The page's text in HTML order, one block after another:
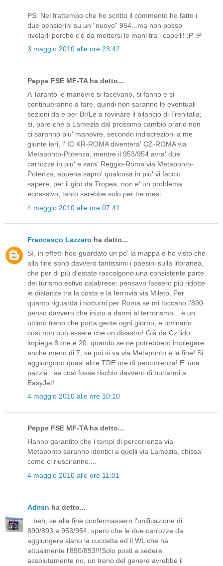
PS: Nel frattempo che ho scritto il commento ho fatto i
due pensierini su un "nuovo" 954...ma non posso
rivelarli perchè c'è da mettersi le mani tra i capelli! :P :P
3 maggio 2010 alle ore 23:42
Peppe FSE MF-TA ha detto...
A Taranto le manovre si facevano, si fanno e si
continueranno a fare, quindi non saranno le eventuali
sezioni da e per Br/Le a rovinare il bilancio di Trenitalia;
si, pare che a Lamezia dal prossimo cambio orario non
ci saranno piu' manovre, secondo indiscrezioni a me
giunte ieri, l' IC KR-ROMA diventera' CZ-ROMA via
Metaponto-Potenza, mentre il 953/954 avra' due
carrozze in piu' e sara' Reggio-Roma via Metaponto-
Potenza; appena sapro' qualcosa in piu' vi faccio
sapere; per il giro da Tropea, non e' un problema
eccessivo, tanto sarebbe solo per tre mesi.
4 maggio 2010 alle ore 07:41
Francesco Lazzaro ha detto...
Sì, in effetti hoo guardato un po' la mappa e ho visto che
alla fine sono davvero tantissimi i paesini sulla litoranea,
che per di più d'estate raccolgono una consistente parte
del turismo estivo calabrese: pensavo fossero più ridotte
le distanze tra la costa e la ferrovia via Mileto. Per
quanto riguarda i notturni per Roma se mi toccano l'890
penso davvero che inizio a darmi al terrorismo... è un
ottimo treno che porta gente ogni giorno, e rovinarlo
così non può essere che un disastro! Già da Cz lido
impiega 8 ore e 20, quando se ne potrebbero impiegare
anche meno di 7, se poi si va via Metaponto è la fine! Si
aggiungono quasi altre TRE ore di percorrenza! E' una
pazzia...se così fosse rischio davvero di buttarmi a
EasyJet!
4 maggio 2010 alle ore 10:10
Peppe FSE MF-TA ha detto...
Hanno garantito che i tempi di percorrenza via
Metaponto saranno identici a quelli via Lamezia, chissa'
come ci riusciranno....
4 maggio 2010 alle ore 11:01
Admin ha detto...
...beh, se alla fine confermassero l'unificazione di
890/893 e 953/954, spero che le due carrozze da
aggiungere siano la cuccetta ed il WL che ha
attualmente l'890/893!!!Solo posti a sedere
assolutamente no, un treno del genere avrebbe il